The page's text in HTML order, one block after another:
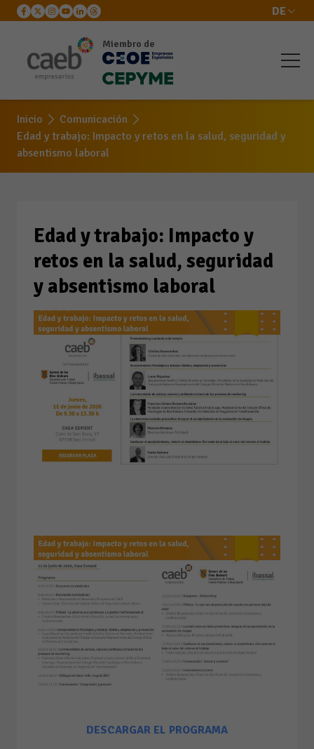
DE
Miembro de
Edad y trabajo: Impacto y
retos en la salud,
seguridad y absentismo
laboral
Inicio
Comunicación
Edad y trabajo: Impacto y retos en la salud, seguridad y
absentismo laboral
Edad y trabajo: Impacto y
retos en la salud, seguridad
y absentismo laboral
DESCARGAR EL PROGRAMA